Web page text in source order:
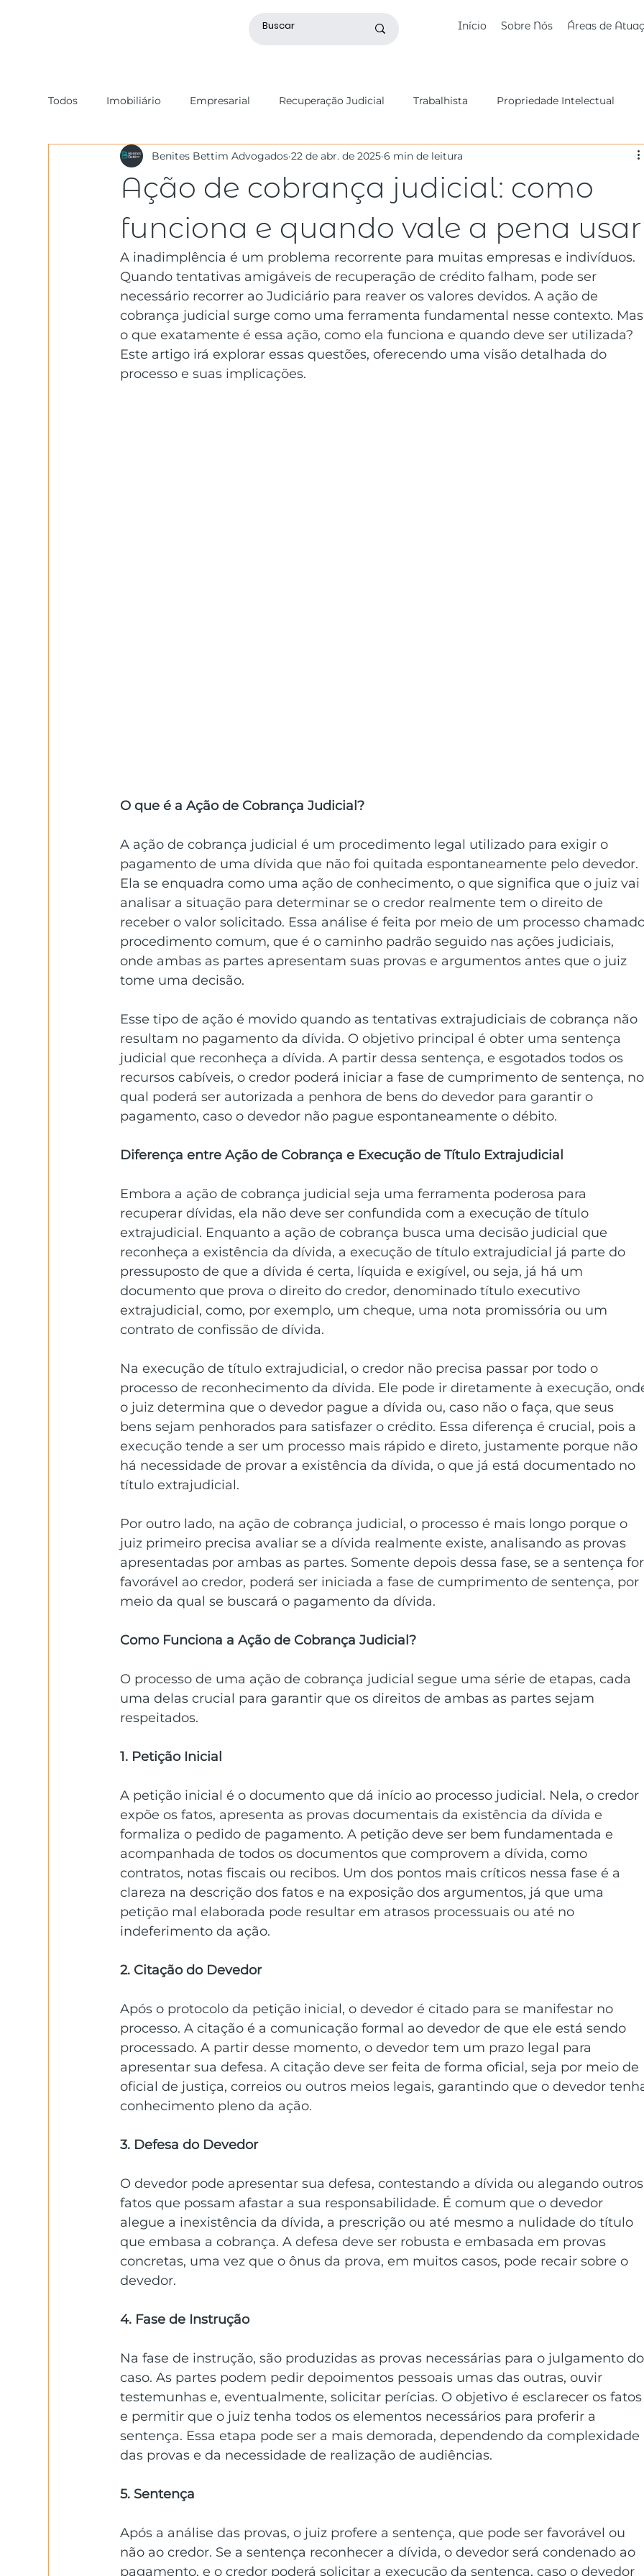
Início Sobre Nós Áreas de
Todos Imobiliário Empresarial Recuperação Judicial Trabalhista Propriedade Intelectual
Societário Recuperação de Crédito Tributário Fundos de Investimento
Mercado de Capitais Benites Bettim na Mídia
Ação de cobrança judicial: como
funciona e quando vale a pena usar
Benites Bettim Advogados 22 de abr. de 2025 6 min de leitura
A inadimplência é um problema recorrente para muitas empresas e indivíduos.
Quando tentativas amigáveis de recuperação de crédito falham, pode ser
necessário recorrer ao Judiciário para reaver os valores devidos. A ação de
cobrança judicial surge como uma ferramenta fundamental nesse contexto.
o que exatamente é essa ação, como ela funciona e quando deve ser utilizada?
Este artigo irá explorar essas questões, oferecendo uma visão detalhada do
processo e suas implicações.
O que é a Ação de Cobrança Judicial?
A ação de cobrança judicial é um procedimento legal utilizado para exigir o
pagamento de uma dívida que não foi quitada espontaneamente pelo devedor.
Ela se enquadra como uma ação de conhecimento, o que significa que o juiz vai
analisar a situação para determinar se o credor realmente tem o direito de
receber o valor solicitado. Essa análise é feita por meio de um processo
procedimento comum, que é o caminho padrão seguido nas ações judiciais,
onde ambas as partes apresentam suas provas e argumentos antes que o juiz
tome uma decisão.
Esse tipo de ação é movido quando as tentativas extrajudiciais de cobrança não
resultam no pagamento da dívida. O objetivo principal é obter uma sentença
judicial que reconheça a dívida. A partir dessa sentença, e esgotados todos os
recursos cabíveis, o credor poderá iniciar a fase de cumprimento de sentença,
qual poderá ser autorizada a penhora de bens do devedor para garantir o
pagamento, caso o devedor não pague espontaneamente o débito.
Diferença entre Ação de Cobrança e Execução de Título Extrajudicial
Embora a ação de cobrança judicial seja uma ferramenta poderosa para
recuperar dívidas, ela não deve ser confundida com a execução de título
extrajudicial. Enquanto a ação de cobrança busca uma decisão judicial que
reconheça a existência da dívida, a execução de título extrajudicial já parte do
pressuposto de que a dívida é certa, líquida e exigível, ou seja, já há um
documento que prova o direito do credor, denominado título executivo
extrajudicial, como, por exemplo, um cheque, uma nota promissória ou um
contrato de confissão de dívida.
Na execução de título extrajudicial, o credor não precisa passar por todo o
processo de reconhecimento da dívida. Ele pode ir diretamente à execução,
o juiz determina que o devedor pague a dívida ou, caso não o faça, que seus
bens sejam penhorados para satisfazer o crédito. Essa diferença é crucial, pois a
execução tende a ser um processo mais rápido e direto, justamente porque não
há necessidade de provar a existência da dívida, o que já está documentado no
título extrajudicial.
Por outro lado, na ação de cobrança judicial, o processo é mais longo porque o
juiz primeiro precisa avaliar se a dívida realmente existe, analisando as provas
apresentadas por ambas as partes. Somente depois dessa fase, se a sentença
favorável ao credor, poderá ser iniciada a fase de cumprimento de sentença, por
meio da qual se buscará o pagamento da dívida.
Como Funciona a Ação de Cobrança Judicial?
O processo de uma ação de cobrança judicial segue uma série de etapas, cada
uma delas crucial para garantir que os direitos de ambas as partes sejam
respeitados.
1. Petição Inicial
A petição inicial é o documento que dá início ao processo judicial. Nela, o credor
expõe os fatos, apresenta as provas documentais da existência da dívida e
formaliza o pedido de pagamento. A petição deve ser bem fundamentada e
acompanhada de todos os documentos que comprovem a dívida, como
contratos, notas fiscais ou recibos. Um dos pontos mais críticos nessa fase é a
clareza na descrição dos fatos e na exposição dos argumentos, já que uma
petição mal elaborada pode resultar em atrasos processuais ou até no
indeferimento da ação.
2. Citação do Devedor
Após o protocolo da petição inicial, o devedor é citado para se manifestar no
processo. A citação é a comunicação formal ao devedor de que ele está sendo
processado. A partir desse momento, o devedor tem um prazo legal para
apresentar sua defesa. A citação deve ser feita de forma oficial, seja por meio de
oficial de justiça, correios ou outros meios legais, garantindo que o devedor
conhecimento pleno da ação.
3. Defesa do Devedor
O devedor pode apresentar sua defesa, contestando a dívida ou alegando
fatos que possam afastar a sua responsabilidade. É comum que o devedor
alegue a inexistência da dívida, a prescrição ou até mesmo a nulidade do título
que embasa a cobrança. A defesa deve ser robusta e embasada em provas
concretas, uma vez que o ônus da prova, em muitos casos, pode recair sobre o
devedor.
4. Fase de Instrução
Na fase de instrução, são produzidas as provas necessárias para o julgamento
caso. As partes podem pedir depoimentos pessoais umas das outras, ouvir
testemunhas e, eventualmente, solicitar perícias. O objetivo é esclarecer os
e permitir que o juiz tenha todos os elementos necessários para proferir a
sentença. Essa etapa pode ser a mais demorada, dependendo da complexidade
das provas e da necessidade de realização de audiências.
5. Sentença
Após a análise das provas, o juiz profere a sentença, que pode ser favorável ou
não ao credor. Se a sentença reconhecer a dívida, o devedor será condenado ao
pagamento, e o credor poderá solicitar a execução da sentença, caso o devedor